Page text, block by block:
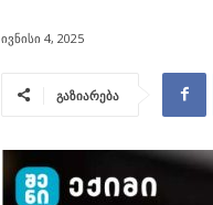
ივნისი 4, 2025
გაზიარება